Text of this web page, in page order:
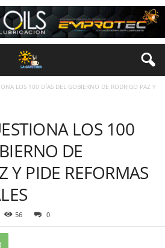
LOS 100 DÍAS DEL GOBIERNO DE RODRIGO PAZ Y
LOS 100
DE
Y PIDE REFORMAS
56 0